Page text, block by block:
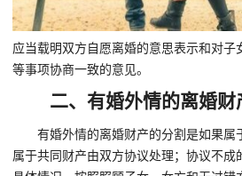
应当载明双方自愿离婚的意思表示和对子
等事项协商一致的意见。
二、有婚外情的离婚财
有婚外情的离婚财产的分割是如果属
属于共同财产由双方协议处理；协议不成